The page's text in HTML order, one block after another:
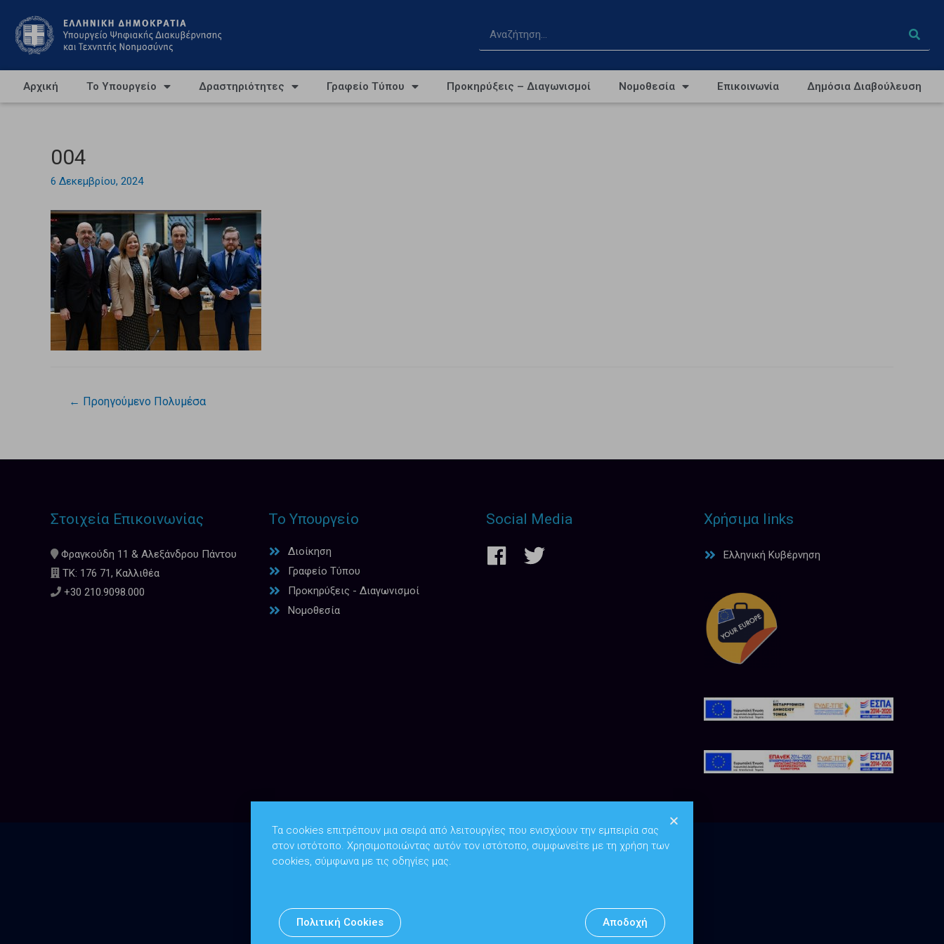
Αρχική Το Υπουργείο Δραστηριότητες Γραφείο Τύπου Προκηρύξεις – Διαγωνισμοί Νομοθεσία Επικοινωνία Δημόσια Διαβούλευση
004
6 Δεκεμβρίου, 2024
← Προηγούμενο Πολυμέσα
Στοιχεία Επικοινωνίας
Φραγκούδη 11 & Αλεξάνδρου Πάντου
ΤΚ: 176 71, Καλλιθέα
+30 210.9098.000
Το Υπουργείο
Διοίκηση
Γραφείο Τύπου
Προκηρύξεις - Διαγωνισμοί
Νομοθεσία
Social Media Χρήσιμα links
Ελληνική Κυβέρνηση
Copyright © 2026Υπουργείο Ψηφιακής Διακυβέρνησης
Τα cookies επιτρέπουν μια σειρά από λειτουργίες που ενισχύουν την εμπειρία σας
στον ιστότοπο. Χρησιμοποιώντας αυτόν τον ιστότοπο, συμφωνείτε με τη χρήση των
cookies, σύμφωνα με τις οδηγίες μας.
Πολιτική Cookies Αποδοχή